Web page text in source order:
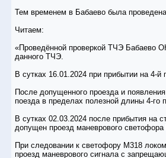
Тем временем в Бабаево была проведена
Читаем:
«Проведённой проверкой ТЧЭ Бабаево
данного ТЧЭ.
В сутках 16.01.2024 при прибытии на
После допущенного проезда и
поезда в пределах полезной длины 4-го
В сутках 02.03.2024 после прибытия
допущен проезд маневрового
При следовании к светофору М318
проезд маневрового сигнала с